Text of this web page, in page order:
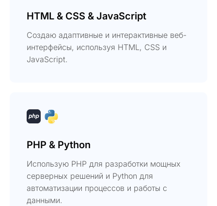
HTML & CSS & JavaScript
Создаю адаптивные и интерактивные веб-
интерфейсы, используя HTML, CSS и
JavaScript.
PHP & Python
Использую PHP для разработки мощных
серверных решений и Python для
автоматизации процессов и работы с
данными.